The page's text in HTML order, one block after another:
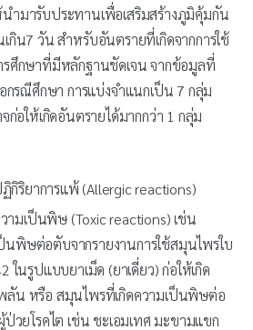
ำมารับประทานเพื่อเสริมสร้างภูมิคุ้มกัน
น7 วัน สำหรับอันตรายที่เกิดจากการใช้
ศึกษาที่มีหลักฐานชัดเจน จากข้อมูลที่
กรณีศึกษา การแบ่งจำแนกเป็น 7 กลุ่ม
อให้เกิดอันตรายได้มากกว่า 1 กลุ่ม
กิริยาการแพ้ (Allergic reactions)
ามเป็นพิษ (Toxic reactions) เช่น
นพิษต่อตับจากรายงานการใช้สมุนไพรใบ
ในรูปแบบยาเม็ด (ยาเดี่ยว) ก่อให้เกิด
ลัน หรือ สมุนไพรที่เกิดความเป็นพิษต่อ
ป่วยโรคไต เช่น ชะเอมเทศ มะขามแขก